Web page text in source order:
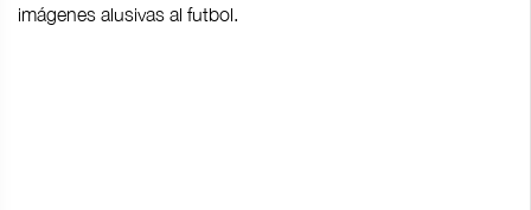
imágenes alusivas al futbol.